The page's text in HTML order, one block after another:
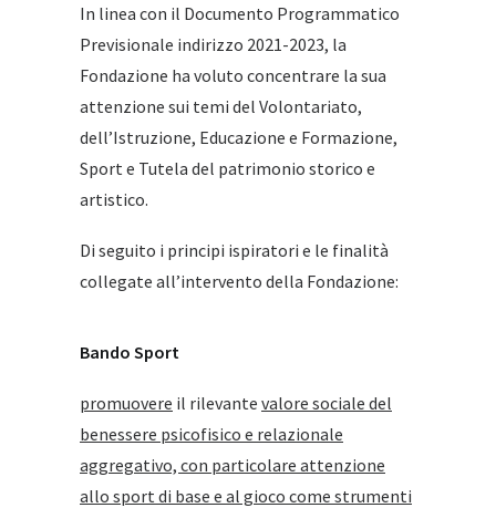
In linea con il Documento Programmatico
Previsionale indirizzo 2021-2023, la
Fondazione ha voluto concentrare la sua
attenzione sui temi del Volontariato,
dell’Istruzione, Educazione e Formazione,
Sport e Tutela del patrimonio storico e
artistico.
Di seguito i principi ispiratori e le finalità
collegate all’intervento della Fondazione:
Bando Sport
promuovere il rilevante valore sociale del
benessere psicofisico e relazionale
aggregativo, con particolare attenzione
allo sport di base e al gioco come strumenti